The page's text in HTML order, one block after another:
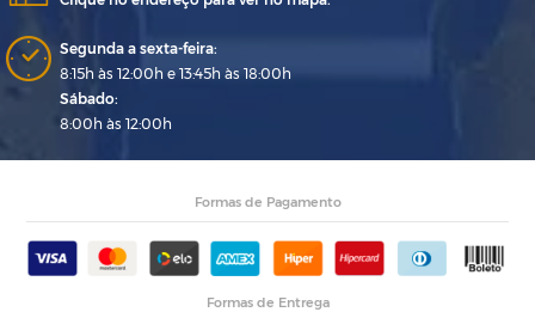
Segunda a sexta-feira:
8:15h às 12:00h e 13:45h às 18:00h
Sábado:
8:00h às 12:00h
Formas de Pagamento
Formas de Entrega